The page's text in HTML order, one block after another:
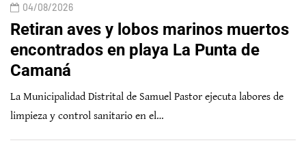
04/08/2026
Retiran aves y lobos marinos muertos
encontrados en playa La Punta de
Camaná
La Municipalidad Distrital de Samuel Pastor ejecuta labores de
limpieza y control sanitario en el…